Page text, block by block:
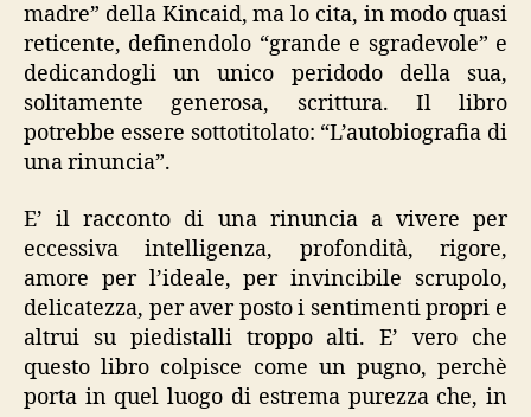
madre” della Kincaid, ma lo cita, in modo quasi
reticente, definendolo “grande e sgradevole” e
dedicandogli un unico peridodo della sua,
solitamente generosa, scrittura. Il libro
potrebbe essere sottotitolato: “L’autobiografia di
una rinuncia”.
E’ il racconto di una rinuncia a vivere per
eccessiva intelligenza, profondità, rigore,
amore per l’ideale, per invincibile scrupolo,
delicatezza, per aver posto i sentimenti propri e
altrui su piedistalli troppo alti. E’ vero che
questo libro colpisce come un pugno, perchè
porta in quel luogo di estrema purezza che, in